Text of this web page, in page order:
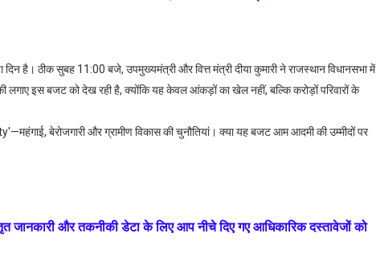
है। ठीक सुबह 11:00 बजे, उपमुख्यमंत्री और वित्त मंत्री दीया कुमारी ने राजस्थान विधानसभा में
इस बजट को देख रही है, क्योंकि यह केवल आंकड़ों का खेल नहीं, बल्कि करोड़ों परिवारों के
बेरोजगारी और ग्रामीण विकास की चुनौतियां। क्या यह बजट आम आदमी की उम्मीदों पर
जानकारी और तकनीकी डेटा के लिए आप नीचे दिए गए आधिकारिक दस्तावेजों को